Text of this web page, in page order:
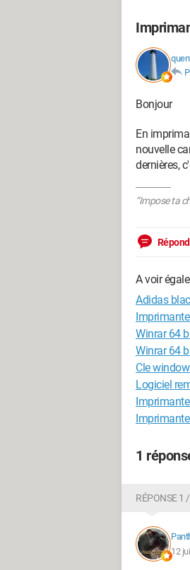
Bonjour
En
nouvelle
dernières,
“Impose ta
A voir
Adidas
Winrar 64
Winrar 64
Cle
Logiciel
1
RÉPONSE 1 /
12